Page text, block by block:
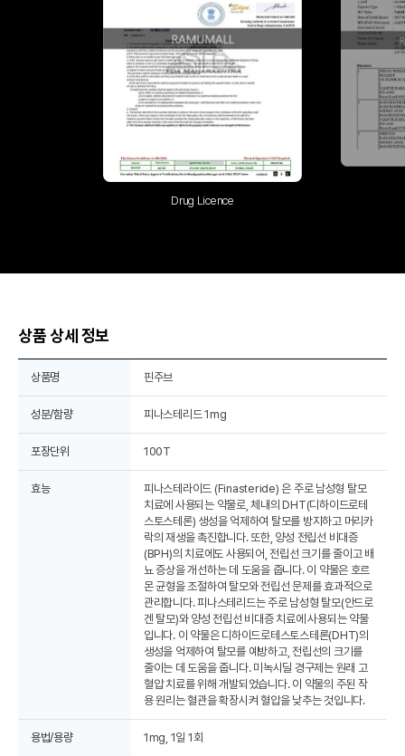
Drug Licence
상품 상세 정보
상품명 핀주브
성분/함량 피나스테리드 1mg
포장단위 100T
효능
피나스테라이드 (Finasteride) 은 주로 남성형 탈모
치료에 사용되는 약물로, 체내의 DHT(디하이드로테
스토스테론) 생성을 억제하여 탈모를 방지하고 머리카
락의 재생을 촉진합니다. 또한, 양성 전립선 비대증
(BPH)의 치료에도 사용되어, 전립선 크기를 줄이고 배
뇨 증상을 개선하는 데 도움을 줍니다. 이 약물은 호르
몬 균형을 조절하여 탈모와 전립선 문제를 효과적으로
관리합니다. 피나스테리드는 주로 남성형 탈모(안드로
겐 탈모)와 양성 전립선 비대증 치료에 사용되는 약물
입니다. 이 약물은 디하이드로테스토스테론(DHT)의
생성을 억제하여 탈모를 예방하고, 전립선의 크기를
줄이는 데 도움을 줍니다. 미녹시딜 경구제는 원래 고
혈압 치료를 위해 개발되었습니다. 이 약물의 주된 작
용 원리는 혈관을 확장시켜 혈압을 낮추는 것입니다.
용법/용량 1mg, 1일 1회